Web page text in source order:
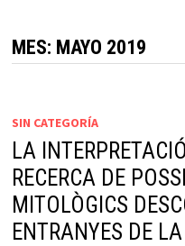
MES: MAYO 2019
SIN CATEGORÍA
LA
RECERCA DE
MITOLÒGICS
ENTRANYES DE